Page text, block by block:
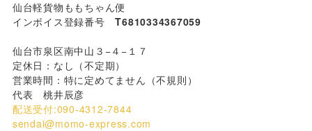
仙台軽貨物ももちゃん便
インボイス登録番号T6810334367059
仙台市泉区南中山３−４−１７
定休日：なし（不定期）
営業時間：特に定めてません（不規則）
代表 桃井辰彦
配送受付:090-4312-7844
sendai@momo-express.com